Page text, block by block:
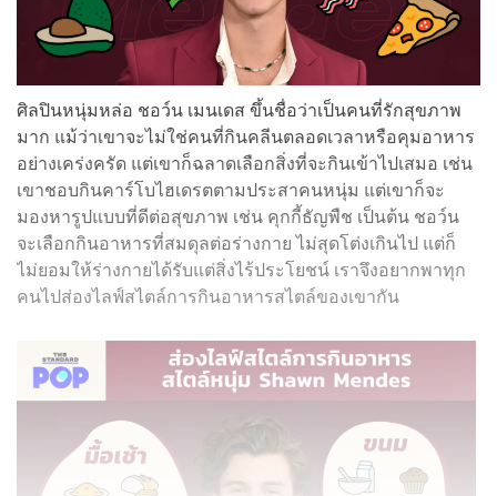
ศิลปินหนุ่มหล่อ ชอว์น เมนเดส ขึ้นชื่อว่าเป็นคนที่รักสุขภาพ
มาก แม้ว่าเขาจะไม่ใช่คนที่กินคลีนตลอดเวลาหรือคุมอาหาร
อย่างเคร่งครัด แต่เขาก็ฉลาดเลือกสิ่งที่จะกินเข้าไปเสมอ เช่น
เขาชอบกินคาร์โบไฮเดรตตามประสาคนหนุ่ม แต่เขาก็จะ
มองหารูปแบบที่ดีต่อสุขภาพ เช่น คุกกี้ธัญพืช เป็นต้น ชอว์น
จะเลือกกินอาหารที่สมดุลต่อร่างกาย ไม่สุดโต่งเกินไป แต่ก็
ไม่ยอมให้ร่างกายได้รับแต่สิ่งไร้ประโยชน์ เราจึงอยากพาทุก
คนไปส่องไลฟ์สไตล์การกินอาหารสไตล์ของเขากัน